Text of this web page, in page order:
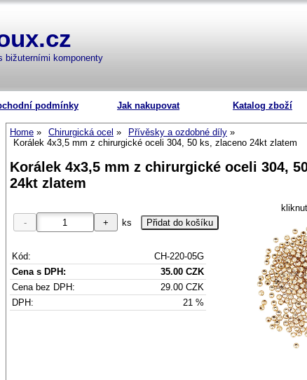
bižuterními komponenty
podmínky Jak nakupovat Katalog zboží
Home Chirurgická ocel
Přívěsky a ozdobné díly
Korálek 4x3,5 mm z chirurgické oceli 304, 50 ks, zlaceno 24kt zlatem
Korálek 4x3,5 mm z chirurgické oceli 304,
24kt zlatem
ks
Kód:
CH-220-05G
Cena s DPH:
35.00 CZK
Cena bez DPH:
29.00 CZK
DPH:
21 %